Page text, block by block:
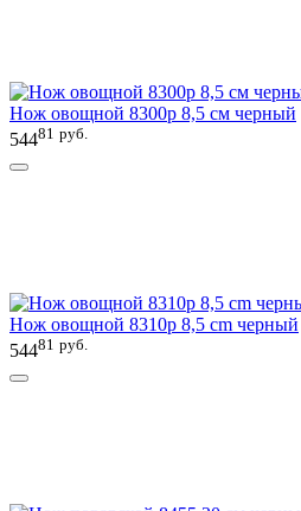
Нож овощной 8300p 8,5 cм черный
54481 руб.
Нож овощной 8310p 8,5 cm черный
54481 руб.